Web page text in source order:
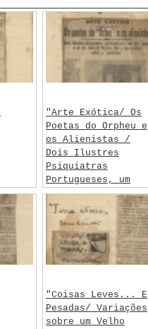
"Arte Exótica/ Os
Poetas do Orpheu e
os Alienistas /
Dois Ilustres
Psiquiatras
Portugueses, um
dos quais o Sr.
Dr. Júlio de
Matos, dão a sua
Opinião sobre o
Paúlismo"
"Coisas Leves... E
Pesadas/ Variações
sobre um Velho